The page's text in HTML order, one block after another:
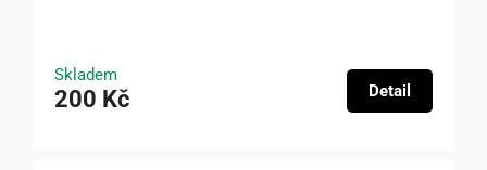
Skladem
200 Kč Detail